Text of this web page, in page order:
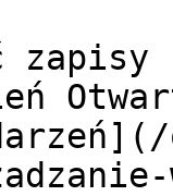
zapisy